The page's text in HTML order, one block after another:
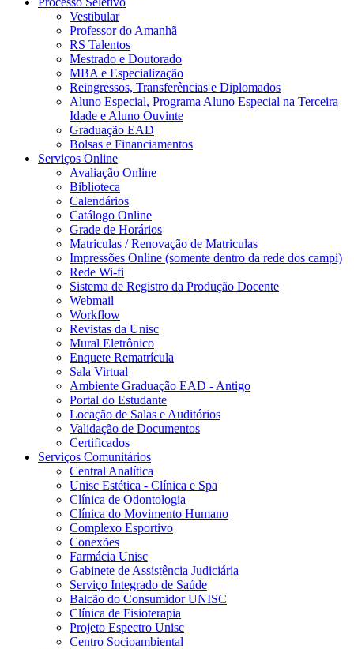
Vestibular
Professor do Amanhã
RS Talentos
Mestrado e Doutorado
MBA e Especialização
Reingressos, Transferências e Diplomados
Aluno Especial, Programa Aluno Especial na Terceira
Idade e Aluno Ouvinte
Graduação EAD
Bolsas e Financiamentos
Serviços Online
Avaliação Online
Biblioteca
Calendários
Catálogo Online
Grade de Horários
Matriculas / Renovação de Matriculas
Impressões Online (somente dentro da rede dos campi)
Rede Wi-fi
Sistema de Registro da Produção Docente
Webmail
Workflow
Revistas da Unisc
Mural Eletrônico
Enquete Rematrícula
Sala Virtual
Ambiente Graduação EAD - Antigo
Portal do Estudante
Locação de Salas e Auditórios
Validação de Documentos
Certificados
Serviços Comunitários
Central Analítica
Unisc Estética - Clínica e Spa
Clínica de Odontologia
Clínica do Movimento Humano
Complexo Esportivo
Conexões
Farmácia Unisc
Gabinete de Assistência Judiciária
Serviço Integrado de Saúde
Balcão do Consumidor UNISC
Clínica de Fisioterapia
Projeto Espectro Unisc
Centro Socioambiental